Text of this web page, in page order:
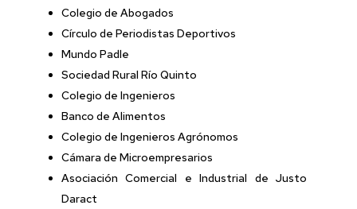
Colegio de Abogados
Círculo de Periodistas Deportivos
Mundo Padle
Sociedad Rural Río Quinto
Colegio de Ingenieros
Banco de Alimentos
Colegio de Ingenieros Agrónomos
Cámara de Microempresarios
Asociación Comercial e Industrial de Justo
Daract